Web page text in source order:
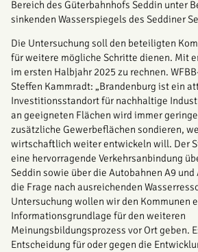
Bereich des Güterbahnhofs Seddin unter
sinkenden Wasserspiegels des Seddiner
Die Untersuchung soll den beteiligten
für weitere mögliche Schritte dienen. Mit
im ersten Halbjahr 2025 zu rechnen.
Steffen Kammradt: „Brandenburg ist ein
Investitionsstandort für nachhaltige
an geeigneten Flächen wird immer
zusätzliche Gewerbeflächen sondieren,
wirtschaftlich weiter entwickeln will. Der
eine hervorragende Verkehrsanbindung
Seddin sowie über die Autobahnen A9
die Frage nach ausreichenden
Untersuchung wollen wir den Kommunen
Informationsgrundlage für den weiteren
Meinungsbildungsprozess vor Ort geben.
Entscheidung für oder gegen die